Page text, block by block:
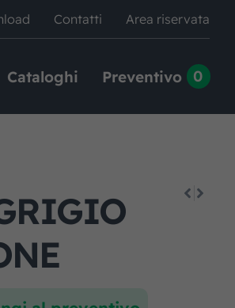
Contatti Area riservata
Cataloghi Preventivo 0